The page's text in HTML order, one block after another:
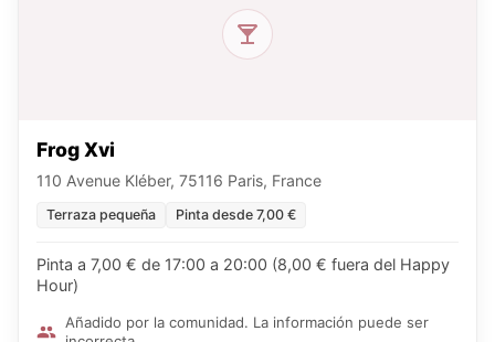
Frog Xvi
110 Avenue Kléber, 75116 Paris, France
Terraza pequeña Pinta desde 7,00 €
Pinta a 7,00 € de 17:00 a 20:00 (8,00 € fuera del Happy
Hour)
Añadido por la comunidad. La información puede ser